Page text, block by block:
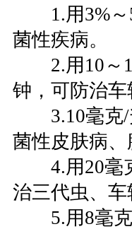
1.用3%～
菌性疾病。
2.用10～15
钟，可防治
3.10毫克/
菌性皮肤病、
4.用20毫克
治三代虫、车
5.用8毫克/